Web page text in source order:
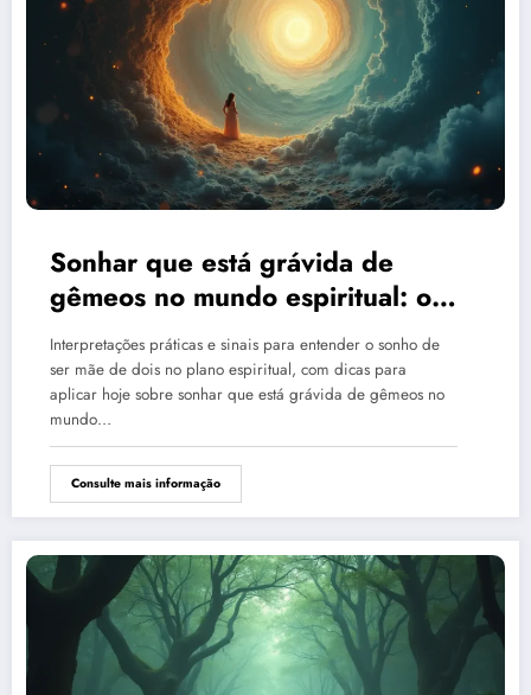
Sonhar que está grávida de
gêmeos no mundo espiritual: o
sentido
Interpretações práticas e sinais para entender o sonho de
ser mãe de dois no plano espiritual, com dicas para
aplicar hoje sobre sonhar que está grávida de gêmeos no
mundo…
Consulte mais informação